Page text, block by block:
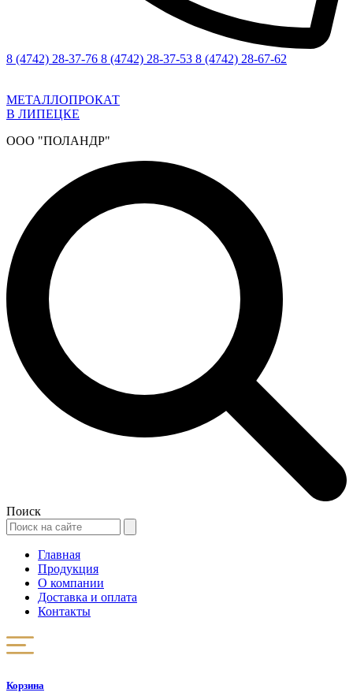
8 (4742) 28-37-76 8 (4742) 28-37-53 8 (4742) 28-67-62
МЕТАЛЛОПРОКАТ
В ЛИПЕЦКЕ
ООО "ПОЛАНДР"
Поиск
Главная
Продукция
О компании
Доставка и оплата
Контакты
Корзина